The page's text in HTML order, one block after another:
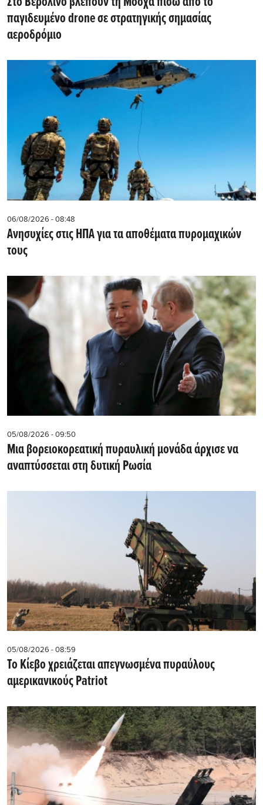
παγιδευμένο drone σε στρατηγικής σημασίας
αεροδρόμιο
06/08/2026 - 08:48
Ανησυχίες στις ΗΠΑ για τα αποθέματα πυρομαχικών
τους
05/08/2026 - 09:50
Μια βορειοκορεατική πυραυλική μονάδα άρχισε να
αναπτύσσεται στη δυτική Ρωσία
05/08/2026 - 08:59
Το Κίεβο χρειάζεται απεγνωσμένα πυραύλους
αμερικανικούς Patriot